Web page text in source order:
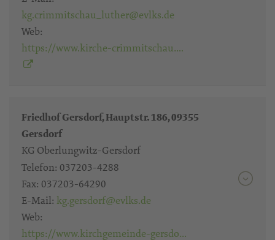
kg.crimmitschau_luther@evlks.de
Web:
https://www.kirche-crimmitschau….
Friedhof Gersdorf, Hauptstr. 186, 09355
Gersdorf
KG Oberlungwitz-Gersdorf
Telefon: 037203-4288
Fax: 037203-64290
E-Mail: kg.gersdorf@evlks.de
Web:
https://www.kirchgemeinde-gersdo…